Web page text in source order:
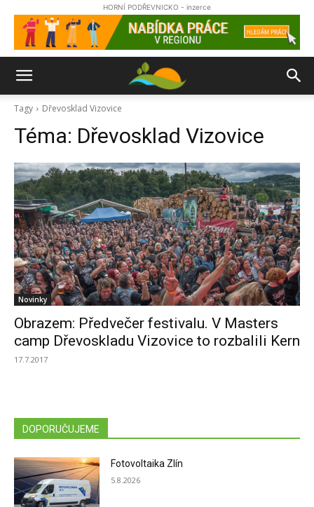
HORNÍ PODŘEVNICKO - inzerce
Tagy Dřevosklad Vizovice
Téma: Dřevosklad Vizovice
Novinky
Obrazem: Předvečer festivalu. V Masters
camp Dřevoskladu Vizovice to rozbalili Kern
17.7.2017
DOPORUČUJEME
Fotovoltaika Zlín
5.8.2026